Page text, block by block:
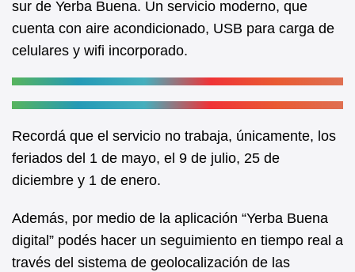
sur de Yerba Buena. Un servicio moderno, que
cuenta con aire acondicionado, USB para carga de
celulares y wifi incorporado.
Recordá que el servicio no trabaja, únicamente, los
feriados del 1 de mayo, el 9 de julio, 25 de
diciembre y 1 de enero.
Además, por medio de la aplicación “Yerba Buena
digital” podés hacer un seguimiento en tiempo real a
través del sistema de geolocalización de las